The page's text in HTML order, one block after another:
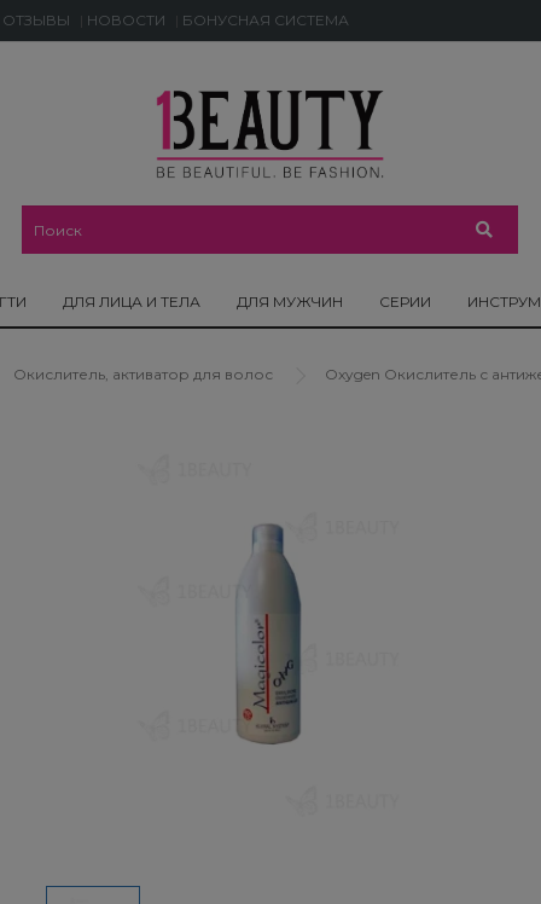
ОТЗЫВЫ НОВОСТИ БОНУСНАЯ СИСТЕМА
ДЛЯ ЛИЦА И ТЕЛА ДЛЯ МУЖЧИН СЕРИИ
Окислитель, активатор для волос Oxygen Окислитель с